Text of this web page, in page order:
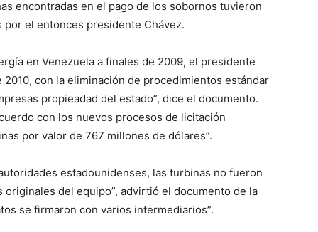
encontradas en el pago de los sobornos tuvieron
el entonces presidente Chávez.
en Venezuela a finales de 2009, el presidente
con la eliminación de procedimientos estándar
propieadad del estado”, dice el documento.
con los nuevos procesos de licitación
por valor de 767 millones de dólares”.
estadounidenses, las turbinas no fueron
del equipo”, advirtió el documento de la
se firmaron con varios intermediarios”.